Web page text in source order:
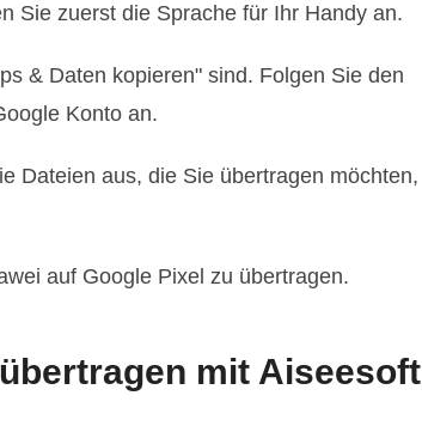
Sie zuerst die Sprache für Ihr Handy an.
& Daten kopieren" sind. Folgen Sie den
Konto an.
Dateien aus, die Sie übertragen möchten,
auf Google Pixel zu übertragen.
mit Aiseesoft